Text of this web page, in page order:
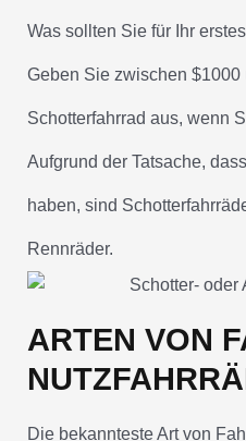
Was sollten Sie für Ihr
Geben Sie zwischen $1000
Schotterfahrrad aus, wenn
Aufgrund der Tatsache,
haben, sind
Rennräder.
ARTEN VON
Die bekannteste Art von